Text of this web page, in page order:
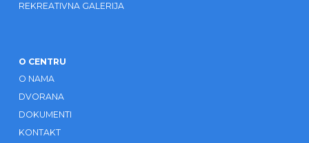
REKREATIVNA GALERIJA
O CENTRU
O NAMA
DVORANA
DOKUMENTI
KONTAKT